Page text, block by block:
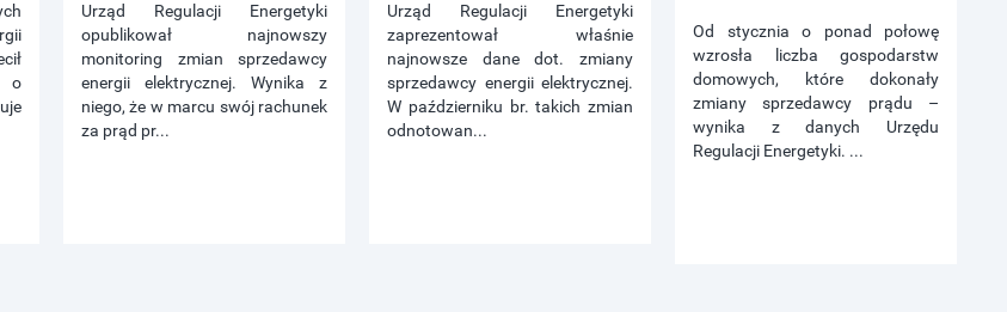
o
Urząd Regulacji Energetyki
opublikował najnowszy
monitoring zmian sprzedawcy
energii elektrycznej. Wynika z
niego, że w marcu swój rachunek
za prąd pr...
Urząd Regulacji Energetyki
zaprezentował właśnie
najnowsze dane dot. zmiany
sprzedawcy energii elektrycznej.
W październiku br. takich zmian
odnotowan...
Od stycznia o ponad połowę
wzrosła liczba gospodarstw
domowych, które dokonały
zmiany sprzedawcy prądu –
wynika z danych Urzędu
Regulacji Energetyki. ...